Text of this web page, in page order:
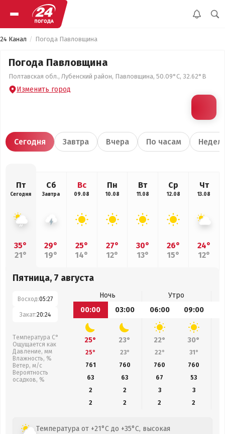
24 Канал Погода Павловщина
Погода Павловщина
Полтавская обл., Лубенский район, Павловщина, 50.09°С, 32.62°В
Изменить город
Сегодня Завтра Вчера По часам
Пт
Сегодня
35°
21°
Сб
Завтра
29°
19°
Вс
09.08
25°
14°
Пн
10.08
27°
12°
Вт
11.08
30°
13°
Ср
12.08
26°
15°
Чт
13.08
24°
12°
Пятница, 7 августа
Восход:05:27
Закат:20:24
Температура С°
Ощущается как
Давление, мм
Влажность, %
Ветер, м/с
Вероятность
осадков, %
Ночь
Утро
00:00
03:00 06:00 09:00
25° 23° 22° 30°
25° 23° 22° 31°
761
760 760 760
63
63 67 53
2
2 3
3
2
2 2 2
Температура от +21°C до +35°C, высокая